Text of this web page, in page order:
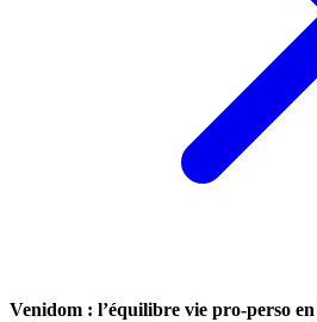
Venidom : l’équilibre vie pro-perso